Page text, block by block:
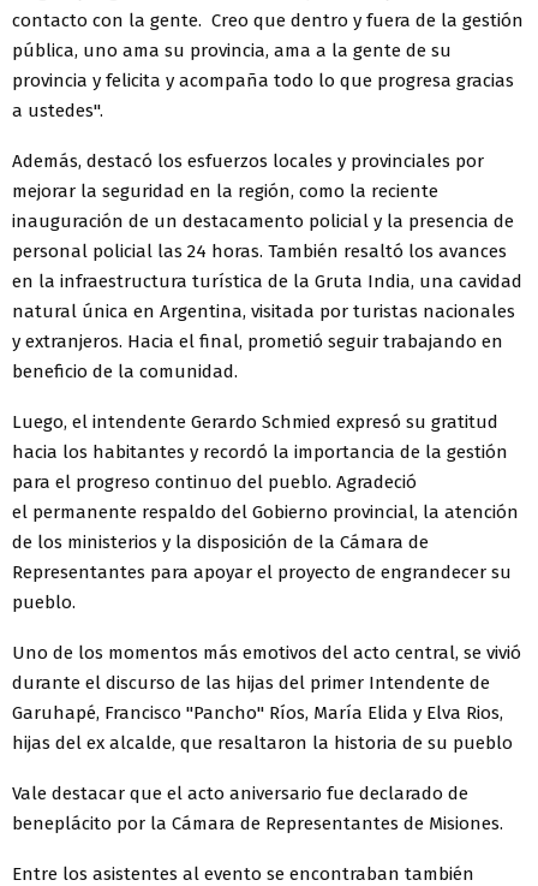
contacto con la gente. Creo que dentro y fuera de la gestión
pública, uno ama su provincia, ama a la gente de su
provincia y felicita y acompaña todo lo que progresa gracias
a ustedes".
Además, destacó los esfuerzos locales y provinciales por
mejorar la seguridad en la región, como la reciente
inauguración de un destacamento policial y la presencia de
personal policial las 24 horas. También resaltó los avances
en la infraestructura turística de la Gruta India, una cavidad
natural única en Argentina, visitada por turistas nacionales
y extranjeros. Hacia el final, prometió seguir trabajando en
beneficio de la comunidad.
Luego, el intendente Gerardo Schmied expresó su gratitud
hacia los habitantes y recordó la importancia de la gestión
para el progreso continuo del pueblo. Agradeció
el permanente respaldo del Gobierno provincial, la atención
de los ministerios y la disposición de la Cámara de
Representantes para apoyar el proyecto de engrandecer su
pueblo.
Uno de los momentos más emotivos del acto central, se vivió
durante el discurso de las hijas del primer Intendente de
Garuhapé, Francisco "Pancho" Ríos, María Elida y Elva Rios,
hijas del ex alcalde, que resaltaron la historia de su pueblo
Vale destacar que el acto aniversario fue declarado de
beneplácito por la Cámara de Representantes de Misiones.
Entre los asistentes al evento se encontraban también